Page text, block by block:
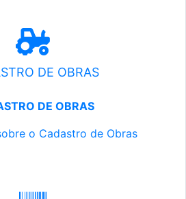
DE OBRAS
DE OBRAS
o Cadastro de Obras